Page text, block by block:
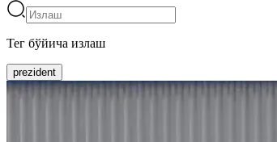
Тег бўйича излаш
prezident